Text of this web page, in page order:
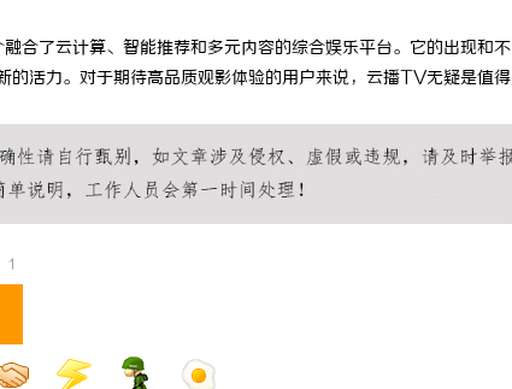
合了云计算、智能推荐和多元内容的综合娱乐平台。它的出现和
活力。对于期待高品质观影体验的用户来说，云播TV无疑是值
1
买网站选择及使用指南，保障 深度解析国信招投标公共服务平
势